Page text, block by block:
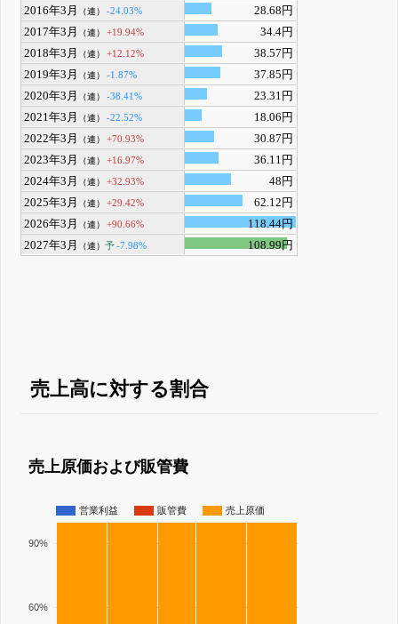
2016年3月
（連） -24.03%
28.68円
2017年3月
（連） +19.94%
34.4円
2018年3月
（連） +12.12%
38.57円
2019年3月
（連） -1.87%
37.85円
2020年3月
（連） -38.41%
23.31円
2021年3月
（連） -22.52%
18.06円
2022年3月
（連） +70.93%
30.87円
2023年3月
（連） +16.97%
36.11円
2024年3月
（連） +32.93%
48円
2025年3月
（連） +29.42%
62.12円
2026年3月
（連） +90.66%
118.44円
2027年3月
（連）予-7.98% 108.99円
売上高に対する割合
売上原価および販管費
営業利益 販管費 売上原価
60%
90%